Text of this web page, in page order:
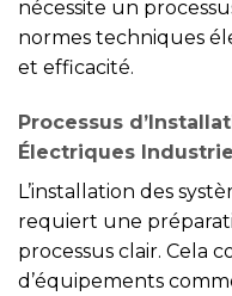
nécessite un
normes techniques
et efficacité.
Processus
Électriques
L’installation des
requiert une
processus clair. Cela
d’équipements